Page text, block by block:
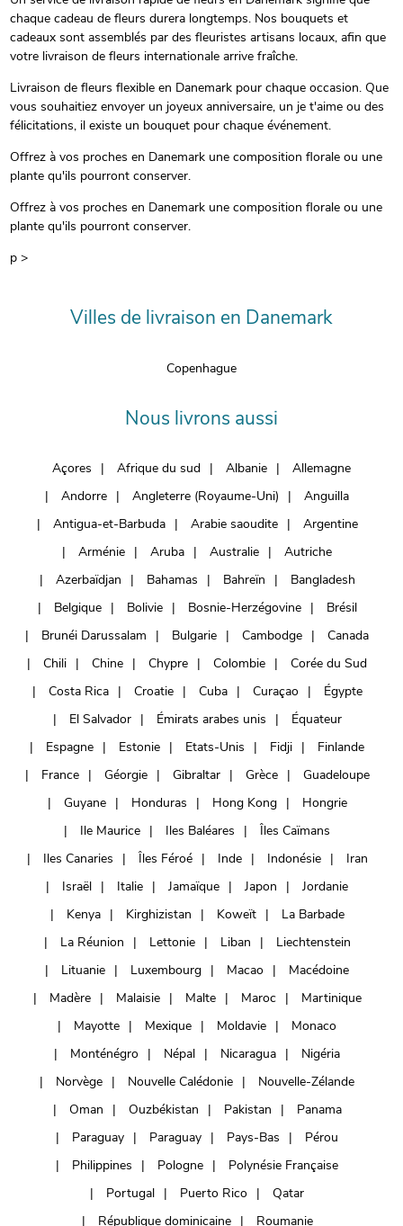
chaque cadeau de fleurs durera longtemps. Nos bouquets et
cadeaux sont assemblés par des fleuristes artisans locaux, afin que
votre livraison de fleurs internationale arrive fraîche.
Livraison de fleurs flexible en Danemark pour chaque occasion. Que
vous souhaitiez envoyer un joyeux anniversaire, un je t'aime ou des
félicitations, il existe un bouquet pour chaque événement.
Offrez à vos proches en Danemark une composition florale ou une
plante qu'ils pourront conserver.
Offrez à vos proches en Danemark une composition florale ou une
plante qu'ils pourront conserver.
p >
Villes de livraison en Danemark
Copenhague
Nous livrons aussi
Açores Afrique du sud Albanie
Allemagne
Andorre
Angleterre (Royaume-Uni)
Anguilla
Antigua-et-Barbuda
Arabie saoudite
Argentine
Arménie
Aruba Australie
Autriche
Azerbaïdjan
Bahamas Bahreïn
Bangladesh
Belgique
Bolivie Bosnie-Herzégovine
Brésil
Brunéi Darussalam
Bulgarie Cambodge
Canada
Chili
Chine Chypre Colombie
Corée du Sud
Costa Rica
Croatie Cuba Curaçao
Égypte
El Salvador
Émirats arabes unis
Équateur
Espagne
Estonie Etats-Unis Fidji
Finlande
France
Géorgie Gibraltar Grèce
Guadeloupe
Guyane
Honduras Hong Kong
Hongrie
Ile Maurice
Iles Baléares
Îles Caïmans
Iles Canaries
Îles Féroé Inde Indonésie
Iran
Israël
Italie Jamaïque Japon
Jordanie
Kenya
Kirghizistan Koweït
La Barbade
La Réunion
Lettonie Liban
Liechtenstein
Lituanie
Luxembourg Macao
Macédoine
Madère
Malaisie Malte Maroc
Martinique
Mayotte
Mexique Moldavie
Monaco
Monténégro
Népal Nicaragua
Nigéria
Norvège
Nouvelle Calédonie
Nouvelle-Zélande
Oman
Ouzbékistan Pakistan
Panama
Paraguay
Paraguay Pays-Bas
Pérou
Philippines
Pologne
Polynésie Française
Portugal
Puerto Rico
Qatar
République dominicaine
Roumanie